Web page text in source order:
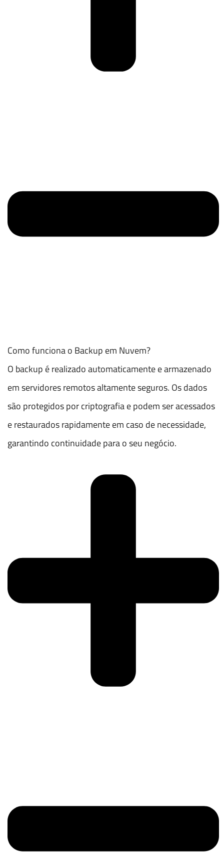
Como funciona o Backup em Nuvem?
O backup é realizado automaticamente e armazenado
em servidores remotos altamente seguros. Os dados
são protegidos por criptografia e podem ser acessados
e restaurados rapidamente em caso de necessidade,
garantindo continuidade para o seu negócio.